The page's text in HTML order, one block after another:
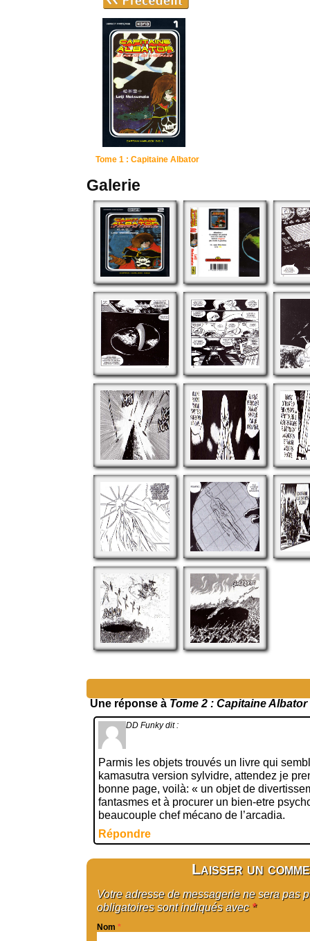
Tome 1 : Capitaine Albator
Galerie
Une réponse à Tome 2 : Capitaine Albator
DD Funky dit :
Parmis les objets trouvés un livre qui
kamasutra version sylvidre, attendez je
bonne page, voilà: « un objet de
fantasmes et à procurer un bien-etre
beaucouple chef mécano de l’arcadia.
Répondre
Laisser un
Votre adresse de messagerie ne sera pas
obligatoires sont indiqués avec *
Nom *